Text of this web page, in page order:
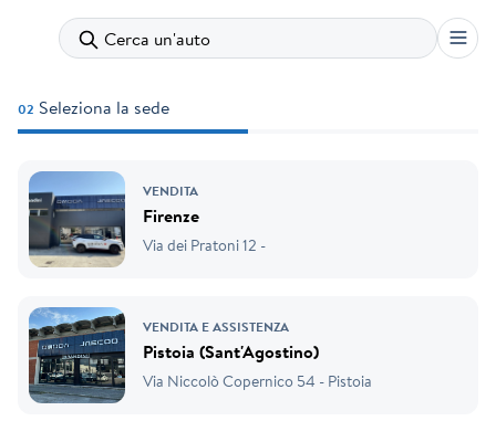
Cerca un'auto
02 Seleziona la sede
VENDITA
Firenze
Via dei Pratoni 12 -
VENDITA E ASSISTENZA
Pistoia (Sant'Agostino)
Via Niccolò Copernico 54 - Pistoia